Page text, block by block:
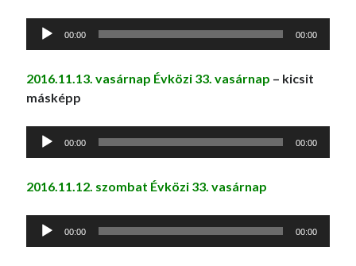
Audió
00:00 00:00
2016.11.13. vasárnap Évközi 33. vasárnap – kicsit
másképp
Audió
00:00 00:00
2016.11.12. szombat Évközi 33. vasárnap
Audió
00:00 00:00